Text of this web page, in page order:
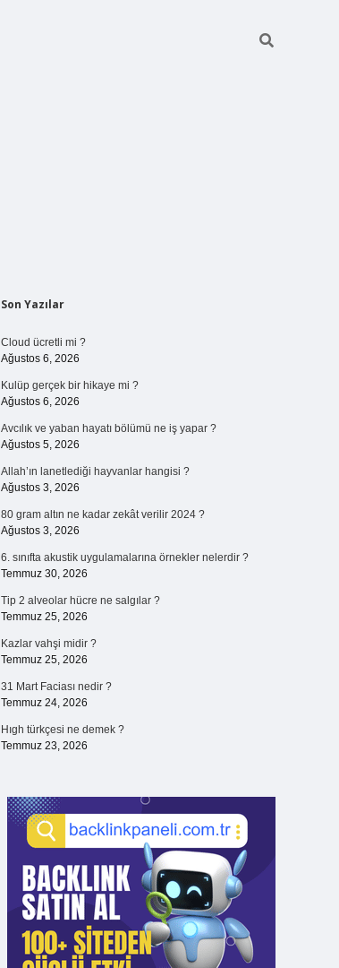
Sidebar
Son Yazılar
Cloud ücretli mi ?
Ağustos 6, 2026
Kulüp gerçek bir hikaye mi ?
Ağustos 6, 2026
Avcılık ve yaban hayatı bölümü ne iş yapar ?
Ağustos 5, 2026
Allah’ın lanetlediği hayvanlar hangisi ?
Ağustos 3, 2026
80 gram altın ne kadar zekât verilir 2024 ?
Ağustos 3, 2026
6. sınıfta akustik uygulamalarına örnekler nelerdir ?
Temmuz 30, 2026
Tip 2 alveolar hücre ne salgılar ?
Temmuz 25, 2026
Kazlar vahşi midir ?
Temmuz 25, 2026
31 Mart Faciası nedir ?
Temmuz 24, 2026
Hıgh türkçesi ne demek ?
Temmuz 23, 2026